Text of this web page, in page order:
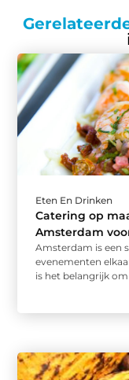
Eten En Drinken
Catering op
Amsterdam
Amsterdam is een
evenementen
is het belangrijk om